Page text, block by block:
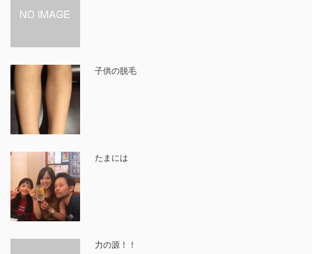
子供の脱毛
たまには
力の源！！